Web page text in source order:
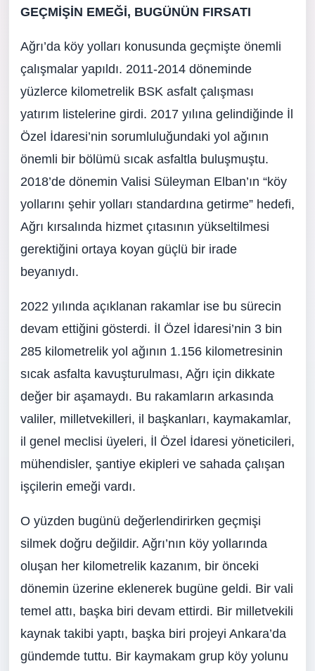
GEÇMİŞİN EMEĞİ, BUGÜNÜN FIRSATI
Ağrı’da köy yolları konusunda geçmişte önemli
çalışmalar yapıldı. 2011-2014 döneminde
yüzlerce kilometrelik BSK asfalt çalışması
yatırım listelerine girdi. 2017 yılına gelindiğinde İl
Özel İdaresi’nin sorumluluğundaki yol ağının
önemli bir bölümü sıcak asfaltla buluşmuştu.
2018’de dönemin Valisi Süleyman Elban’ın “köy
yollarını şehir yolları standardına getirme” hedefi,
Ağrı kırsalında hizmet çıtasının yükseltilmesi
gerektiğini ortaya koyan güçlü bir irade
beyanıydı.
2022 yılında açıklanan rakamlar ise bu sürecin
devam ettiğini gösterdi. İl Özel İdaresi’nin 3 bin
285 kilometrelik yol ağının 1.156 kilometresinin
sıcak asfalta kavuşturulması, Ağrı için dikkate
değer bir aşamaydı. Bu rakamların arkasında
valiler, milletvekilleri, il başkanları, kaymakamlar,
il genel meclisi üyeleri, İl Özel İdaresi yöneticileri,
mühendisler, şantiye ekipleri ve sahada çalışan
işçilerin emeği vardı.
O yüzden bugünü değerlendirirken geçmişi
silmek doğru değildir. Ağrı’nın köy yollarında
oluşan her kilometrelik kazanım, bir önceki
dönemin üzerine eklenerek bugüne geldi. Bir vali
temel attı, başka biri devam ettirdi. Bir milletvekili
kaynak takibi yaptı, başka biri projeyi Ankara’da
gündemde tuttu. Bir kaymakam grup köy yolunu